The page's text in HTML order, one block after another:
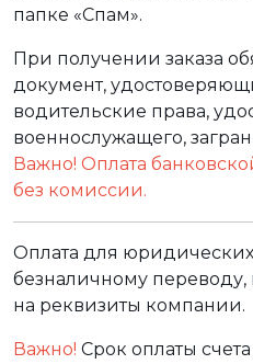
папке «Спам».
При получении заказа
документ,
водительские права,
военнослужащего,
Важно! Оплата
без комиссии.
Оплата для
безналичному переводу,
на реквизиты компании.
Важно! Срок оплаты